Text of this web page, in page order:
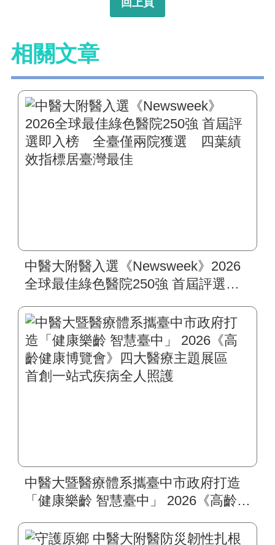
回上頁
相關文章
中醫大附醫入選《Newsweek》2026
全球最佳綠色醫院250強 首屆評選即
標居臺灣最佳
中醫大暨醫療體系攜臺中市政府打造
「健康樂齡 智慧臺中」 2026《高齡健
一站式疾病全人照護